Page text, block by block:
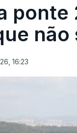
ponte
não
16:23